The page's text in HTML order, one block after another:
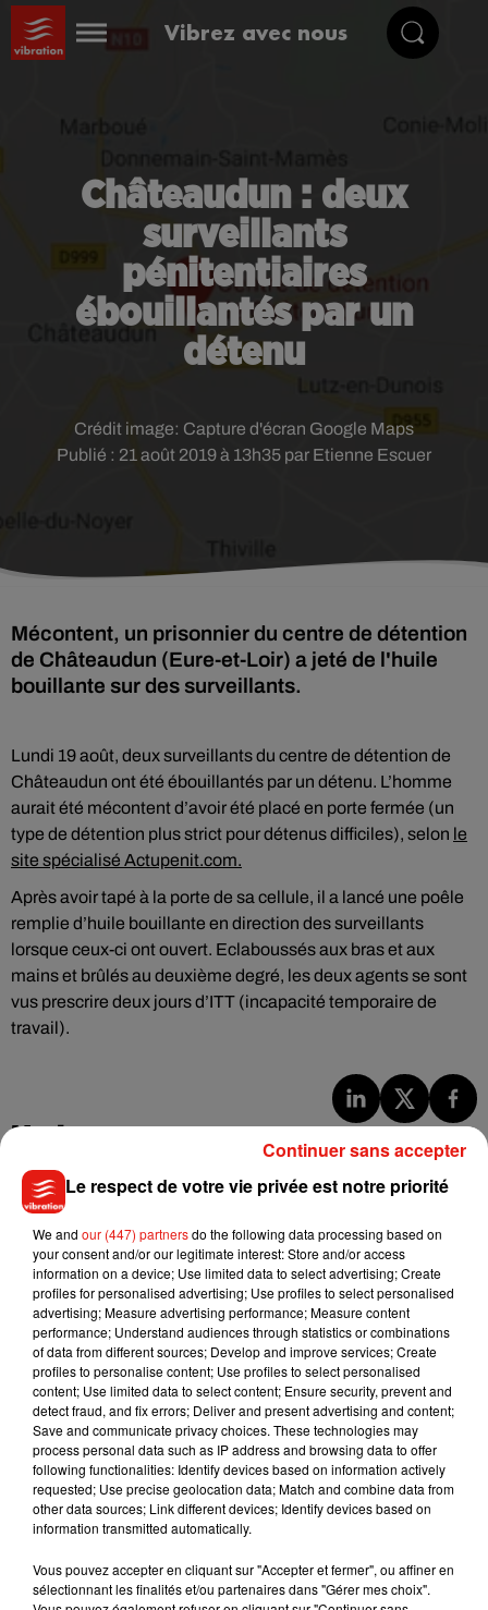
Vibrez avec nous
Châteaudun : deux
surveillants
pénitentiaires
ébouillantés par un
détenu
Publié : 21 août 2019 à 13h35 par Etienne Escuer
Crédit image: Capture d'écran Google Maps
Mécontent, un prisonnier du centre de détention
de Châteaudun (Eure-et-Loir) a jeté de l'huile
bouillante sur des surveillants.
Lundi 19 août, deux surveillants du centre de détention de
Châteaudun ont été ébouillantés par un détenu. L’homme
aurait été mécontent d’avoir été placé en porte fermée (un
type de détention plus strict pour détenus difficiles), selon le
site spécialisé Actupenit.com.
Après avoir tapé à la porte de sa cellule, il a lancé une poêle
remplie d’huile bouillante en direction des surveillants
lorsque ceux-ci ont ouvert. Eclaboussés aux bras et aux
mains et brûlés au deuxième degré, les deux agents se sont
vus prescrire deux jours d’ITT (incapacité temporaire de
travail).
Musique
7 août 2026
dans son nouveau clip
7 août 2026
Madonna sort enfin le remix de « Love
Sensation » avec Kylie Minogue
Tayc et Didi B dévoilent le single le plus
dansant de l’année
Le respect de votre vie privée est notre priorité
We and our (447) partnersdo the following data processing based on
your consent and/or our legitimate interest: Store and/or access
information on a device; Use limited data to select advertising; Create
profiles for personalised advertising; Use profiles to select personalised
advertising; Measure advertising performance; Measure content
performance; Understand audiences through statistics or combinations
of data from different sources; Develop and improve services; Create
profiles to personalise content; Use profiles to select personalised
content; Use limited data to select content; Ensure security, prevent and
detect fraud, and fix errors; Deliver and present advertising and content;
Save and communicate privacy choices. These technologies may
process personal data such as IP address and browsing data to offer
following functionalities: Identify devices based on information actively
requested; Use precise geolocation data; Match and combine data from
other data sources; Link different devices; Identify devices based on
information transmitted automatically.
Vous pouvez accepter en cliquant sur "Accepter et fermer", ou affiner en
sélectionnant les finalités et/ou partenaires dans "Gérer mes choix".
Continuer sans accepter